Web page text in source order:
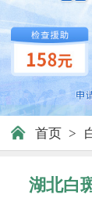
首页 >
湖北白